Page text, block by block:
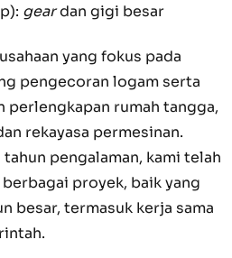
geardan gigi besar
yang fokus pada
pengecoran logam serta
perlengkapan rumah tangga,
rekayasa permesinan.
pengalaman, kami telah
proyek, baik yang
besar, termasuk kerja sama